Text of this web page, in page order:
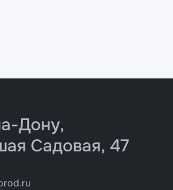
Дону,
Садовая, 47